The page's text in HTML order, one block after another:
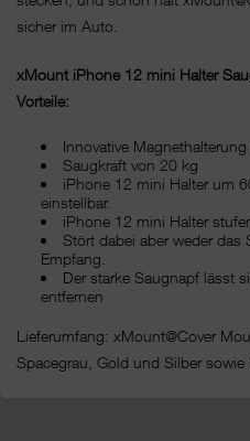
sicher im Auto.
xMount iPhone 12 mini Halter
Vorteile:
Innovative
Saugkraft von 20 kg
iPhone 12 mini Halter um
einstellbar.
iPhone 12 mini Halter
Stört dabei aber weder
Empfang.
Der starke Saugnapf lässt
entfernen
Lieferumfang: xMount@Cover
Spacegrau, Gold und Silber sowie